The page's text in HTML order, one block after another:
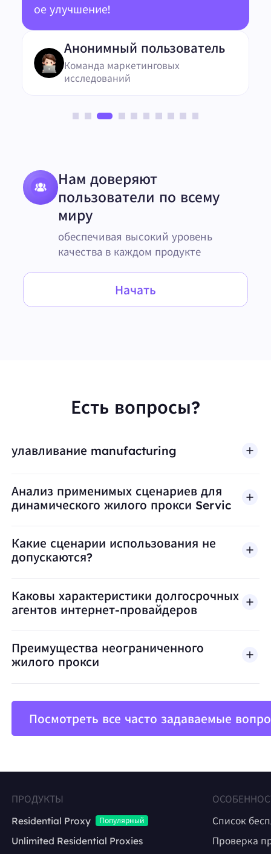
ое улучшение!
Анонимный пользователь
Команда маркетинговых
исследований
Нам доверяют
пользователи по всему
миру
обеспечивая высокий уровень
качества в каждом продукте
Начать
Есть вопросы?
улавливание manufacturing
Анализ применимых сценариев для
динамического жилого прокси Servic
Какие сценарии использования не
допускаются?
BestProxy не поддерживает мошенничество,
Каковы характеристики долгосрочных
агентов интернет-провайдеров
Преимущества неограниченного
жилого прокси
Посмотреть все часто задаваемые
ПРОДУКТЫ
Residential Proxy
Популярный
Unlimited Residential Proxies
Список
Проверка